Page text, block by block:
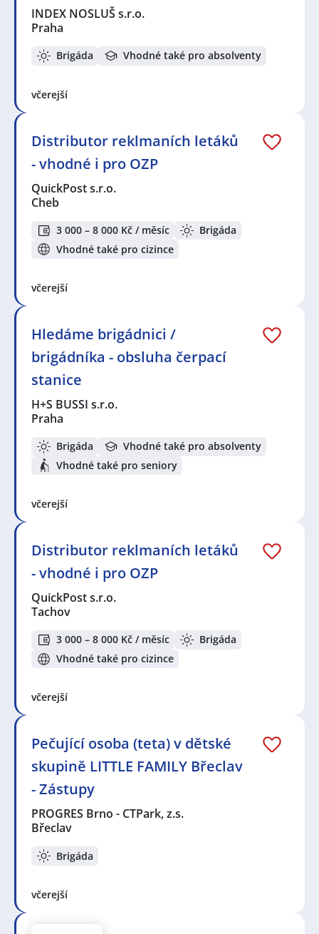
INDEX NOSLUŠ s.r.o.
Praha
Brigáda Vhodné také pro absolventy
včerejší
Distributor reklmaních letáků
- vhodné i pro OZP
QuickPost s.r.o.
Cheb
3 000 – 8 000 Kč / měsíc
Brigáda
Vhodné také pro cizince
včerejší
Hledáme brigádnici /
brigádníka - obsluha čerpací
stanice
H+S BUSSI s.r.o.
Praha
Brigáda
Vhodné také pro absolventy
Vhodné také pro seniory
včerejší
Distributor reklmaních letáků
- vhodné i pro OZP
QuickPost s.r.o.
Tachov
3 000 – 8 000 Kč / měsíc
Brigáda
Vhodné také pro cizince
včerejší
Pečující osoba (teta) v dětské
skupině LITTLE FAMILY Břeclav
- Zástupy
PROGRES Brno - CTPark, z.s.
Břeclav
Brigáda
včerejší